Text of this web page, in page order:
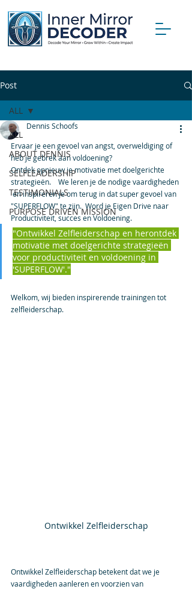
Post
ALL
ABOUT DENNIS
SELFLEADERSHIP
TESTIMONIALS
PURPOSE DRIVEN MISSION
ALL
Dennis Schoofs
Ervaar je een gevoel van angst, overweldiging of
heb je gebrek aan voldoening?
Ontdek opnieuw je motivatie met doelgerichte
strategieën.    We leren je de nodige vaardigheden
en inspireren je om terug in dat super gevoel van
"SUPERFLOW" te zijn.  Word je Eigen Drive naar
Productiviteit, succes en Voldoening.
"Ontwikkel Zelfleiderschap en herontdek
motivatie met doelgerichte strategieën
voor productiviteit en voldoening in
'SUPERFLOW'."
Welkom, wij bieden inspirerende trainingen tot
zelfleiderschap.
Ontwikkel Zelfleiderschap
Ontwikkel Zelfleiderschap betekent dat we je
vaardigheden aanleren en voorzien van